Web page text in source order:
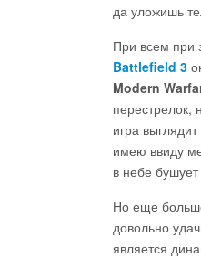
да уложишь
При всем при
Battlefield 3
Modern
перестрелок,
игра
имею ввиду
в небе
Но еще
довольно
является